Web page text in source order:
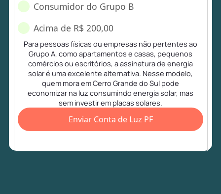
Consumidor do Grupo B
Acima de R$ 200,00
Para pessoas físicas ou empresas não pertentes ao
Grupo A, como apartamentos e casas, pequenos
comércios ou escritórios, a assinatura de energia
solar é uma excelente alternativa. Nesse modelo,
quem mora em Cerro Grande do Sul pode
economizar na luz consumindo energia solar, mas
sem investir em placas solares.
Enviar Conta de Luz PF